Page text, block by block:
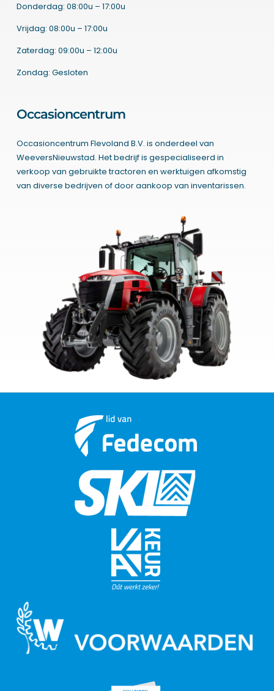
Donderdag: 08:00u – 17:00u
Vrijdag: 08:00u – 17:00u
Zaterdag: 09:00u – 12:00u
Zondag: Gesloten
Occasioncentrum
Occasioncentrum Flevoland B.V. is onderdeel van
WeeversNieuwstad. Het bedrijf is gespecialiseerd in
verkoop van gebruikte tractoren en werktuigen afkomstig
van diverse bedrijven of door aankoop van inventarissen.